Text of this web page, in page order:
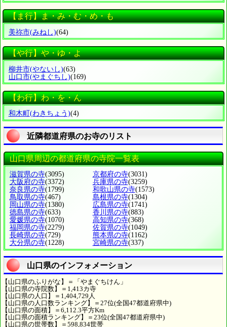
【ま行】ま・み・む・め・も
美祢市(みねし)(64)
【や行】や・ゆ・よ
柳井市(やないし)(63)
山口市(やまぐちし)(169)
【わ行】わ・を・ん
和木町 (わきちょう)(4)
近隣都道府県のお寺のリスト
山口県周辺の都道府県の寺院一覧表
滋賀県の寺(3095) 京都府の寺(3031)
大阪府の寺(3372) 兵庫県の寺(3259)
奈良県の寺(1799) 和歌山県の寺(1573)
鳥取県の寺(467) 島根県の寺(1304)
岡山県の寺(1380) 広島県の寺(1741)
徳島県の寺(633) 香川県の寺(883)
愛媛県の寺(1070) 高知県の寺(368)
福岡県の寺(2279) 佐賀県の寺(1049)
長崎県の寺(729) 熊本県の寺(1162)
大分県の寺(1228) 宮崎県の寺(337)
山口県のインフォメーション
【山口県のふりがな】＝「やまぐちけん」
【山口県の寺院数】＝1,413カ寺
【山口県の人口】＝1,404,729人
【山口県の人口数ランキング】＝27位(全国47都道府県中)
【山口県の面積】＝6,112.3平方Km
【山口県の面積ランキング】＝23位(全国47都道府県中)
【山口県の世帯数】＝598,834世帯